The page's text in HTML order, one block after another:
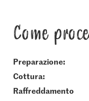
Come
Preparazione:
cottura:
raffreddamento